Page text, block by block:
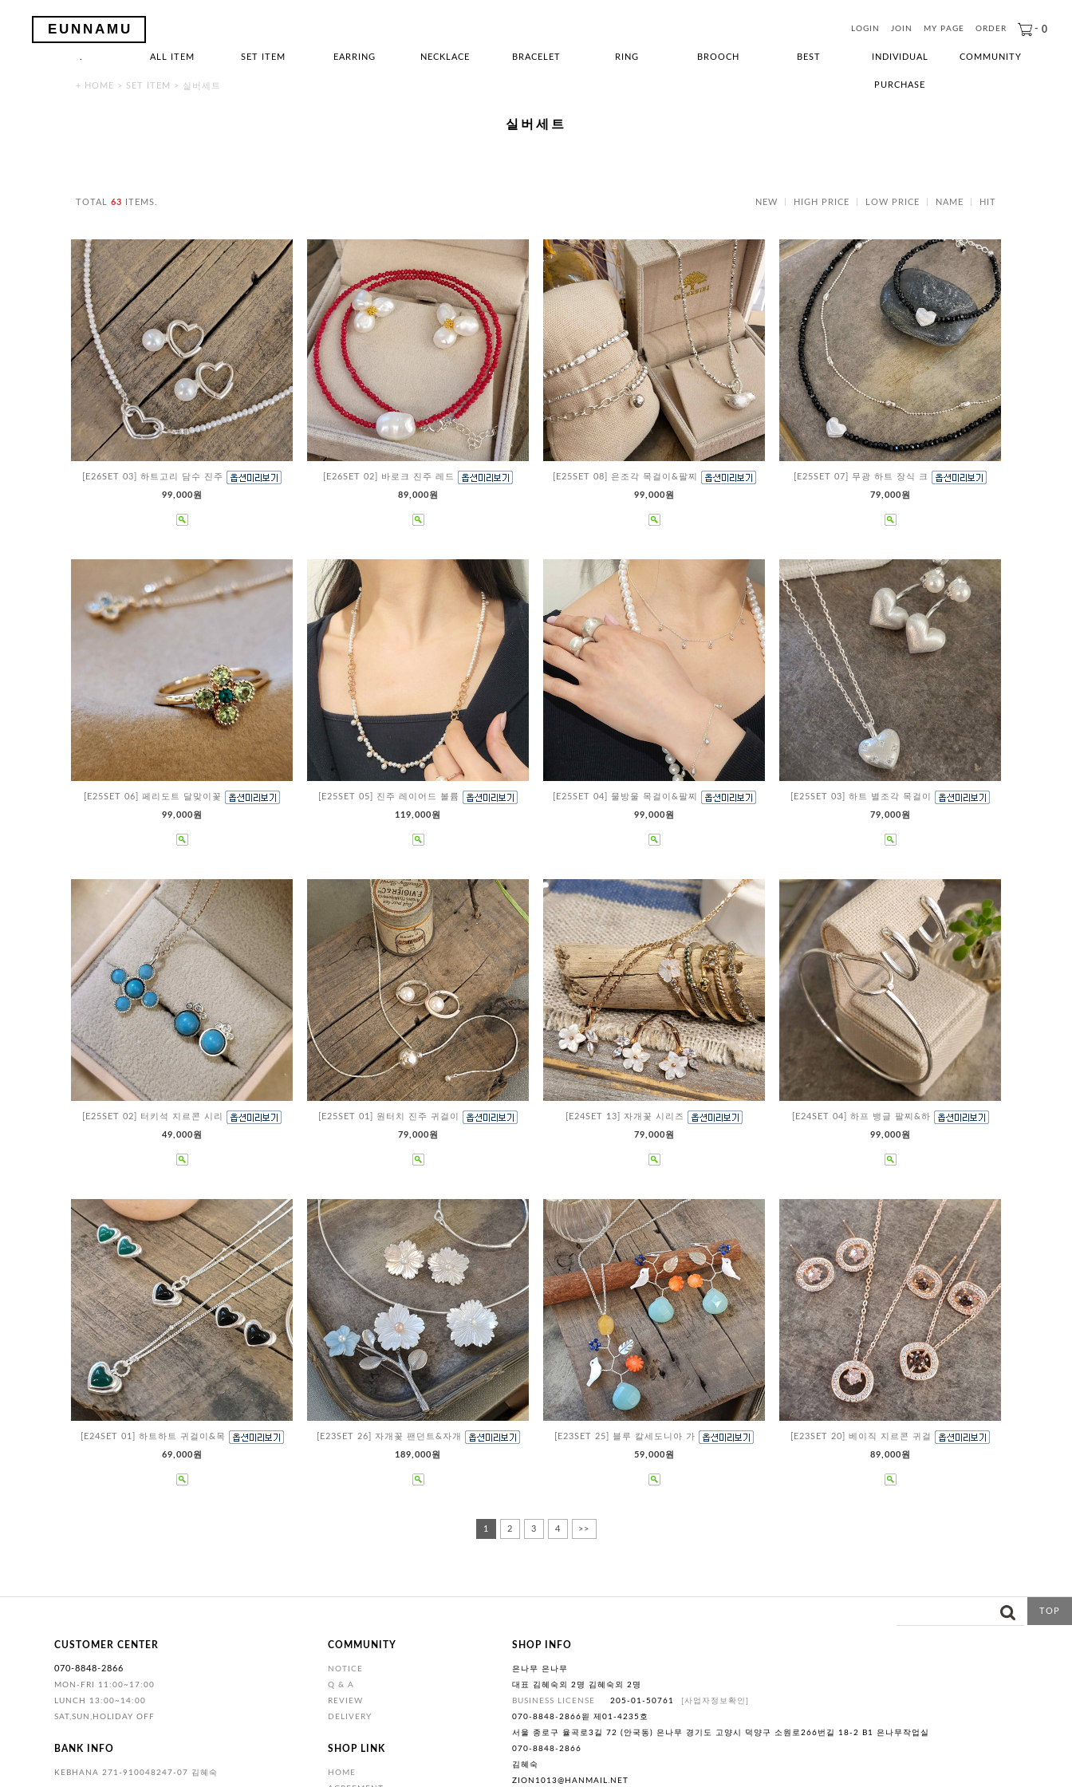
EUNNAMU LOGIN JOIN MY PAGE ORDER - 0
ALL ITEM SET ITEM EARRING NECKLACE BRACELET RING BROOCH BEST INDIVIDUAL
PURCHASE
COMMUNITY
+ HOME > SET ITEM > 실버세트
실버세트
TOTAL 63 ITEMS. NEW HIGH PRICE LOW PRICE NAME HIT
[E26SET 03] 하트고리 담수 진주
99,000원
[E26SET 02] 바로크 진주 레드
89,000원
[E25SET 08] 은조각 목걸이&팔찌
99,000원
[E25SET 07] 무광 하트 장식 크
79,000원
[E25SET 06] 페리도트 달맞이꽃
99,000원
[E25SET 05] 진주 레이어드 볼륨
119,000원
[E25SET 04] 물방울 목걸이&팔찌
99,000원
[E25SET 03] 하트 별조각 목걸이
79,000원
[E25SET 02] 터키석 지르콘 시리
49,000원
[E25SET 01] 원터치 진주 귀걸이
79,000원
[E24SET 13] 자개꽃 시리즈
79,000원
[E24SET 04] 하프 뱅글 팔찌&하
99,000원
[E24SET 01] 하트하트 귀걸이&목
69,000원
[E23SET 26] 자개꽃 팬던트&자개
189,000원
[E23SET 25] 블루 칼세도니아 가
59,000원
[E23SET 20] 베이직 지르콘 귀걸
89,000원
1 2 3 4 >>
TOP
CUSTOMER CENTER
070-8848-2866
MON-FRI 11:00~17:00
LUNCH 13:00~14:00
SAT,SUN,HOLIDAY OFF
BANK INFO
KEBHANA 271-910048247-07 김혜숙
COMMUNITY
NOTICE
Q & A
REVIEW
DELIVERY
SHOP LINK
HOME
SHOP INFO
은나무 은나무
대표 김혜숙외 2명 김혜숙외 2명
BUSINESS LICENSE
205-01-50761
[사업자정보확인]
070-8848-2866읟 제01-4235호
서울 종로구 율곡로3길 72 (안국동) 은나무 경기도 고양시 덕양구 소원로266번길 18-2 B1 은나무작업실
070-8848-2866
김혜숙
ZION1013@HANMAIL.NET